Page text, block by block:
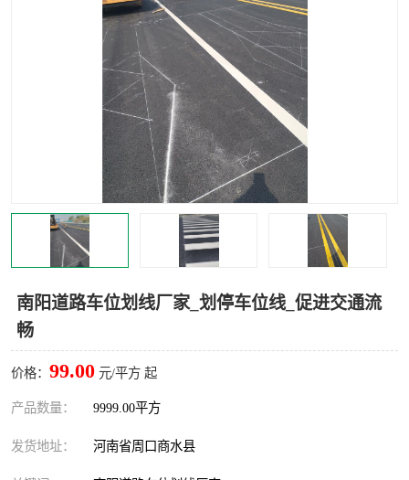
南阳道路车位划线厂家_划停车位线_促进交通流
畅
价格： 99.00 元/平方 起
产品数量： 9999.00平方
发货地址： 河南省周口商水县